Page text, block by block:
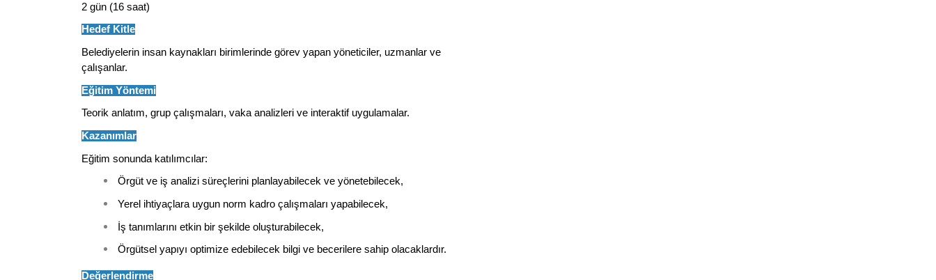
2 gün (16 saat)
Hedef Kitle
Belediyelerin insan kaynakları birimlerinde görev yapan yöneticiler, uzmanlar ve
çalışanlar.
Eğitim Yöntemi
Teorik anlatım, grup çalışmaları, vaka analizleri ve interaktif uygulamalar.
Kazanımlar
Eğitim sonunda katılımcılar:
Örgüt ve iş analizi süreçlerini planlayabilecek ve yönetebilecek,
Yerel ihtiyaçlara uygun norm kadro çalışmaları yapabilecek,
İş tanımlarını etkin bir şekilde oluşturabilecek,
Örgütsel yapıyı optimize edebilecek bilgi ve becerilere sahip olacaklardır.
Değerlendirme